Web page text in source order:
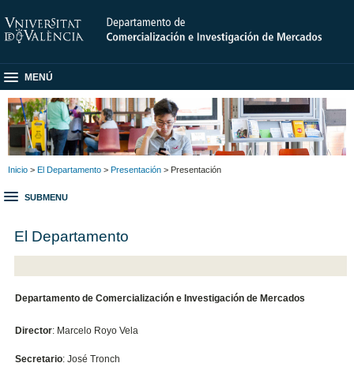
MENÚ
Inicio > El Departamento > Presentación > Presentación
SUBMENU
El Departamento
Departamento de Comercialización e Investigación de Mercados
Director: Marcelo Royo Vela
Secretario: José Tronch